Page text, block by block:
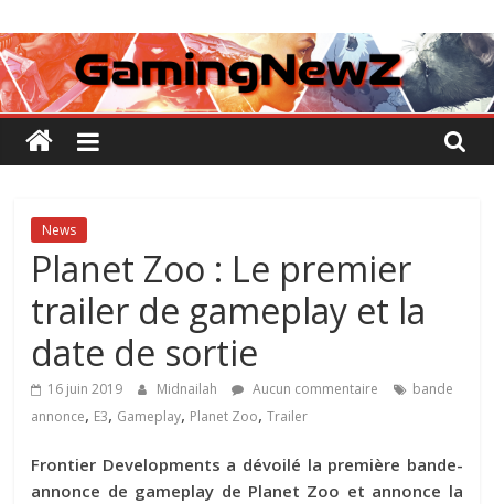
au
contenu
GamingNewZ
Tests
et
Actu
des
vidéo
News
Planet Zoo : Le premier
trailer de gameplay et la
date de sortie
16 juin 2019 Midnailah Aucun commentaire
bande
annonce, E3, Gameplay, Planet Zoo,Trailer
Frontier Developments a dévoilé la première bande-
annonce de gameplay de Planet Zoo et annonce la